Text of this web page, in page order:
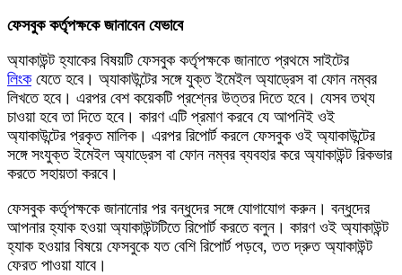
ফেসবুক কর্তৃপক্ষকে জানাবেন যেভাবে
অ্যাকাউন্ট হ্যাকের বিষয়টি ফেসবুক কর্তৃপক্ষকে জানাতে প্রথমে সাইটের
লিংকযেতে হবে। অ্যাকাউন্টের সঙ্গে যুক্ত ইমেইল অ্যাড্রেস বা ফোন নম্বর
লিখতে হবে। এরপর বেশ কয়েকটি প্রশ্নের উত্তর দিতে হবে। যেসব তথ্য
চাওয়া হবে তা দিতে হবে। কারণ এটি প্রমাণ করবে যে আপনিই ওই
অ্যাকাউন্টের প্রকৃত মালিক। এরপর রিপোর্ট করলে ফেসবুক ওই অ্যাকাউন্টের
সঙ্গে সংযুক্ত ইমেইল অ্যাড্রেস বা ফোন নম্বর ব্যবহার করে অ্যাকাউন্ট রিকভার
করতে সহায়তা করবে।
ফেসবুক কর্তৃপক্ষকে জানানোর পর বন্ধুদের সঙ্গে যোগাযোগ করুন। বন্ধুদের
আপনার হ্যাক হওয়া অ্যাকাউন্টটিতে রিপোর্ট করতে বলুন। কারণ ওই অ্যাকাউন্ট
হ্যাক হওয়ার বিষয়ে ফেসবুকে যত বেশি রিপোর্ট পড়বে, তত দ্রুত অ্যাকাউন্ট
ফেরত পাওয়া যাবে।